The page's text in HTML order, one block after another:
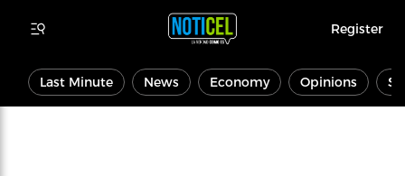
Register
Last Minute News Economy Opinions